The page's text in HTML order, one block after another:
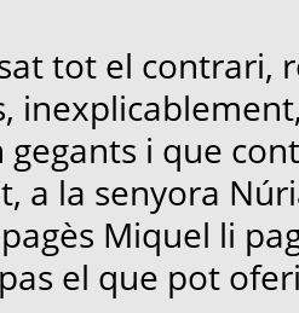
tot el contrari,
i que
a la senyora
Miquel li
el que pot